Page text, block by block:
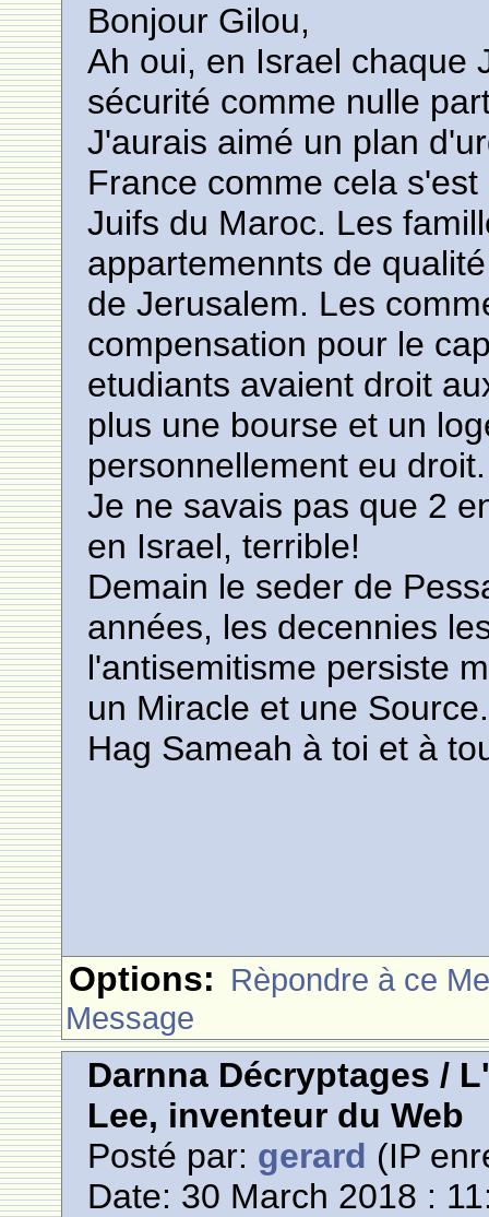
Bonjour Gilou,
Ah oui, en Israel chaque
sécurité comme nulle
J'aurais aimé un plan
France comme cela
Juifs du Maroc. Les
appartemennts de
de Jerusalem. Les
compensation pour le
etudiants avaient droit
plus une bourse et un
personnellement eu droit.
Je ne savais pas que 2
en Israel, terrible!
Demain le seder de
années, les decennies
l'antisemitisme persiste
un Miracle et une Source.
Hag Sameah à toi et à
Options: Rèpondre à ce
Message
Darnna Décryptages /
Lee, inventeur du Web
Posté par: gerard (IP
Date: 30 March 2018 :